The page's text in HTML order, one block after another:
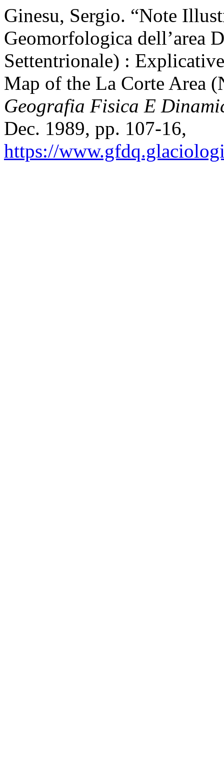
Ginesu, Sergio. “Note
Geomorfologica dell’area
Settentrionale) :
Map of the La Corte Area
Geografia Fisica E
Dec. 1989, pp. 107-16,
https://